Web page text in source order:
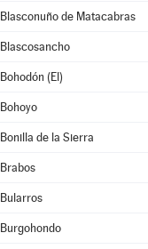
Blasconuño de Matacabras
Blascosancho
Bohodón (El)
Bohoyo
Bonilla de la Sierra
Brabos
Bularros
Burgohondo